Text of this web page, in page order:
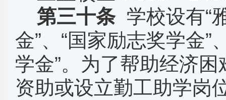
第三十条 学校设有“
金”、 “国家励志奖学金”
学金”。为了帮助经济
资助或设立勤工助学岗